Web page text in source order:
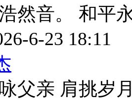
然音。 和平
6-23 18:11
父亲 肩挑岁